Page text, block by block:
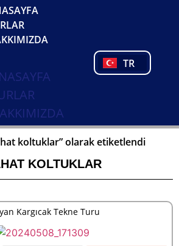
TR
PL
PT
koltuklar” olarak etiketlendi
KOLTUKLAR
Kargıcak Tekne Turu